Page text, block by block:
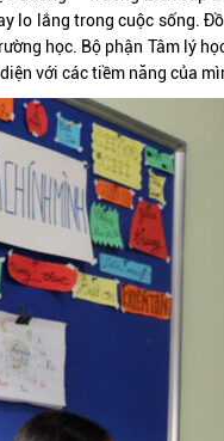
lo lắng trong cuộc sống.
học. Bộ phận Tâm lý
với các tiềm năng của